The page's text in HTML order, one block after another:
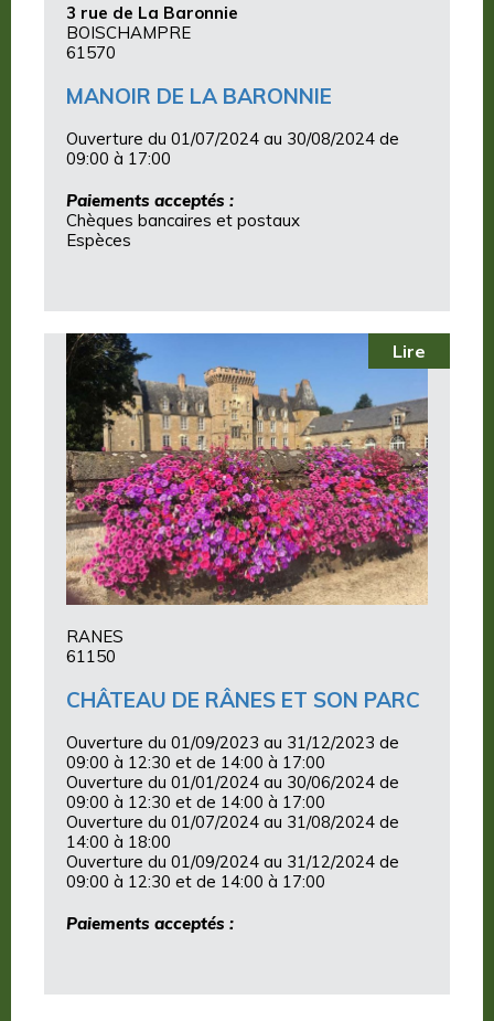
3 rue de La Baronnie
BOISCHAMPRE
61570
MANOIR DE LA BARONNIE
Ouverture du 01/07/2024 au 30/08/2024 de
09:00 à 17:00
Paiements acceptés :
Chèques bancaires et postaux
Espèces
Lire
RANES
61150
CHÂTEAU DE RÂNES ET SON PARC
Ouverture du 01/09/2023 au 31/12/2023 de
09:00 à 12:30 et de 14:00 à 17:00
Ouverture du 01/01/2024 au 30/06/2024 de
09:00 à 12:30 et de 14:00 à 17:00
Ouverture du 01/07/2024 au 31/08/2024 de
14:00 à 18:00
Ouverture du 01/09/2024 au 31/12/2024 de
09:00 à 12:30 et de 14:00 à 17:00
Paiements acceptés :